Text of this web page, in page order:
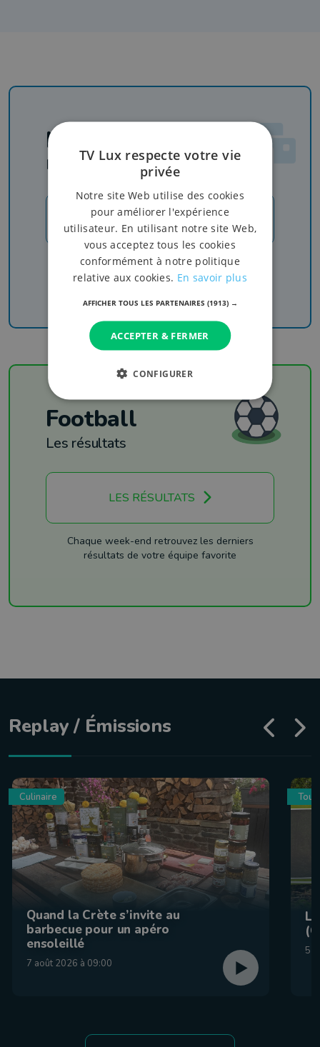
Newsletter
Rejoignez-nous
JE M'INSCRIS
Recevez nos newsletters pour ne rien manquer
de l'info, du sport et de nos émissions
Football
Les résultats
LES RÉSULTATS
Chaque week-end retrouvez les derniers
résultats de votre équipe favorite
Replay / Émissions
Culinaire
Quand la Crète s’invite au
barbecue pour un apéro
ensoleillé
7 août 2026 à 09:00
5
TV Lux respecte votre vie
privée
Notre site Web utilise des cookies
pour améliorer l'expérience
utilisateur. En utilisant notre site Web,
vous acceptez tous les cookies
conformément à notre politique
relative aux cookies. En savoir plus
AFFICHER TOUS LES PARTENAIRES (1913) →
ACCEPTER & FERMER
CONFIGURER